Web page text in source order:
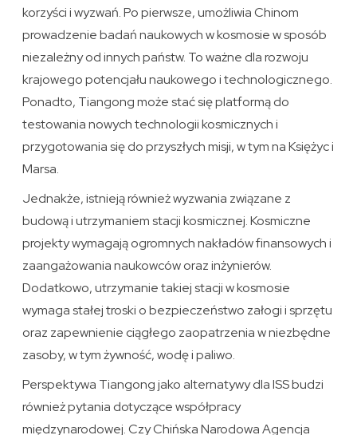
korzyści i wyzwań. Po pierwsze, umożliwia Chinom
prowadzenie badań naukowych w kosmosie w sposób
niezależny od innych państw. To ważne dla rozwoju
krajowego potencjału naukowego i technologicznego.
Ponadto, Tiangong może stać się platformą do
testowania nowych technologii kosmicznych i
przygotowania się do przyszłych misji, w tym na Księżyc i
Marsa.
Jednakże, istnieją również wyzwania związane z
budową i utrzymaniem stacji kosmicznej. Kosmiczne
projekty wymagają ogromnych nakładów finansowych i
zaangażowania naukowców oraz inżynierów.
Dodatkowo, utrzymanie takiej stacji w kosmosie
wymaga stałej troski o bezpieczeństwo załogi i sprzętu
oraz zapewnienie ciągłego zaopatrzenia w niezbędne
zasoby, w tym żywność, wodę i paliwo.
Perspektywa Tiangong jako alternatywy dla ISS budzi
również pytania dotyczące współpracy
międzynarodowej. Czy Chińska Narodowa Agencja